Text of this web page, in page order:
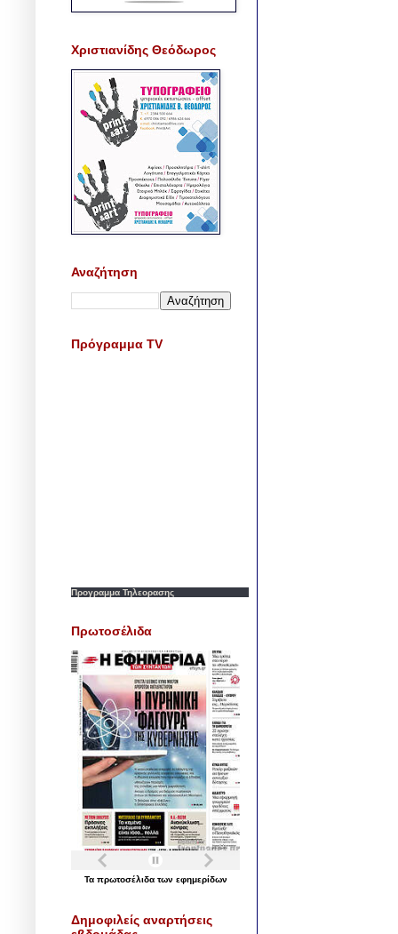
Χριστιανίδης Θεόδωρος
Αναζήτηση
Πρόγραμμα TV
Προγραμμα Τηλεορασης
Πρωτοσέλιδα
Τα πρωτοσέλιδα των εφημερίδων
Δημοφιλείς αναρτήσεις